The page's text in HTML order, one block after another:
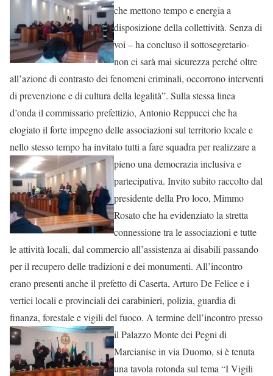
che mettono tempo e energia a
disposizione della collettività. Senza di
voi – ha concluso il sottosegretario-
non ci sarà mai sicurezza perché oltre
all’azione di contrasto dei fenomeni criminali, occorrono interventi
di prevenzione e di cultura della legalità”. Sulla stessa linea
d’onda il commissario prefettizio, Antonio Reppucci che ha
elogiato il forte impegno delle associazioni sul territorio locale e
nello stesso tempo ha invitato tutti a fare squadra per realizzare a
pienouna democrazia inclusiva e
partecipativa. Invito subito raccolto dal
presidente della Pro loco, Mimmo
Rosato che ha evidenziato la stretta
connessione tra le associazioni e tutte
le attività locali, dal commercio all’assistenza ai disabili passando
per il recupero delle tradizioni e dei monumenti. All’incontro
erano presenti anche il prefetto di Caserta, Arturo De Felice e i
vertici locali e provinciali dei carabinieri, polizia, guardia di
finanza, forestale e vigili del fuoco. A termine dell’incontro presso
il Palazzo Monte dei Pegni di
Marcianise in via Duomo, si è tenuta
una tavola rotonda sul tema “I Vigili